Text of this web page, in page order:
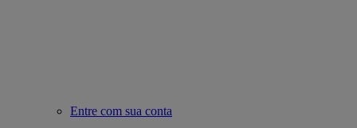
Entre com sua conta